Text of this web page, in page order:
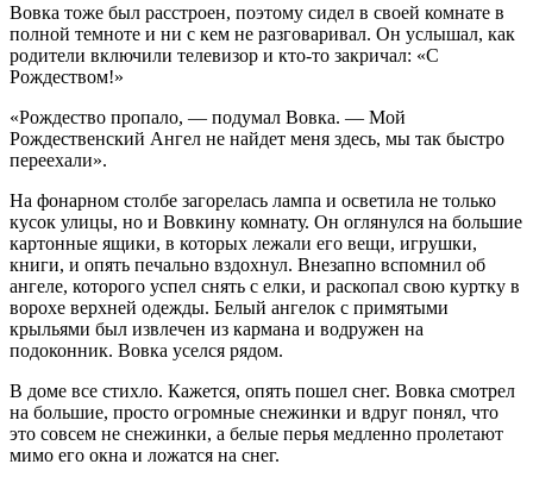
Вовка тоже был расстроен, поэтому сидел в своей комнате в
полной темноте и ни с кем не разговаривал. Он услышал, как
родители включили телевизор и кто-то закричал: «С
Рождеством!»
«Рождество пропало, — подумал Вовка. — Мой
Рождественский Ангел не найдет меня здесь, мы так быстро
переехали».
На фонарном столбе загорелась лампа и осветила не только
кусок улицы, но и Вовкину комнату. Он оглянулся на большие
картонные ящики, в которых лежали его вещи, игрушки,
книги, и опять печально вздохнул. Внезапно вспомнил об
ангеле, которого успел снять с елки, и раскопал свою куртку в
ворохе верхней одежды. Белый ангелок с примятыми
крыльями был извлечен из кармана и водружен на
подоконник. Вовка уселся рядом.
В доме все стихло. Кажется, опять пошел снег. Вовка смотрел
на большие, просто огромные снежинки и вдруг понял, что
это совсем не снежинки, а белые перья медленно пролетают
мимо его окна и ложатся на снег.